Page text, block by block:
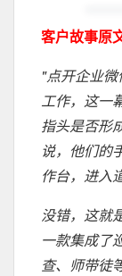
客户故事原
"点开企业
工作，这一
指头是否形
说，他们的
作台，进入
没错，这就
一款集成了
查、师带徒